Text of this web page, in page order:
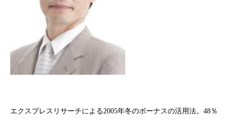
エクスプレスリサーチによる2005年冬のボーナスの活用法。48％